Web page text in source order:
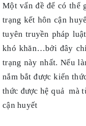
Một vấn đề để có thể
trạng kết hôn cận
tuyên truyền pháp
khó khăn…bởi đây
trạng này nhất. Nếu
nắm bắt được kiến
thức được hệ quả mà
cận huyết